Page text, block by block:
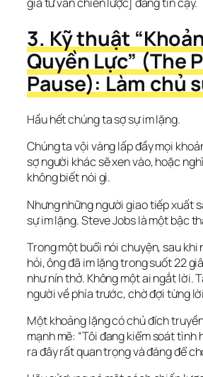
3. Kỹ thuật
Quyền Lực” (The
Pause): Làm chủ
Hầu hết chúng ta sợ sự im lặng.
Chúng ta vội vàng lấp đầy mọi
sợ người khác sẽ xen vào, hoặc
không biết nói gì.
Nhưng những người giao tiếp xuất
sự im lặng. Steve Jobs là một bậc
Trong một buổi nói chuyện, sau khi
hỏi, ông đã im lặng trong suốt 22
như nín thở. Không một ai ngắt lời.
người về phía trước, chờ đợi từng
Một khoảng lặng có chủ đích
mạnh mẽ: “Tôi đang kiểm soát tình
ra đây rất quan trọng và đáng để